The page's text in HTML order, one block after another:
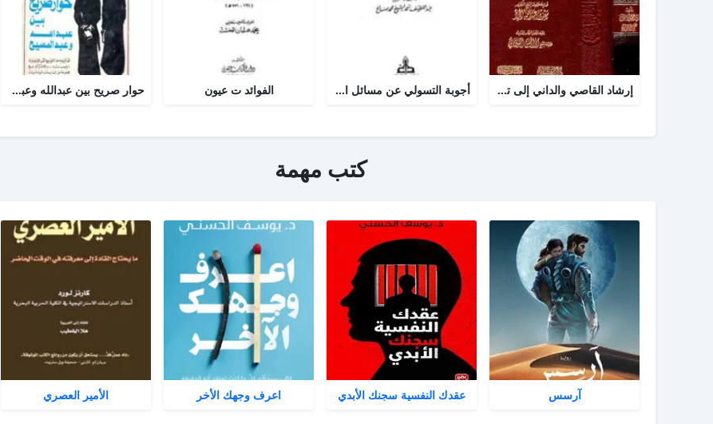
إرشاد القاصي والداني إلى تراجم شيوخ الطبراني أجوبة التسولي عن مسائل الأمير عبد القادر في الجهاد الفوائد ت عيون حوار صريح بين عبدالله وعبدالمسيح
كتب مهمة
آرسس عقدك النفسية سجنك الأبدي اعرف وجهك الأخر الأمير العصري